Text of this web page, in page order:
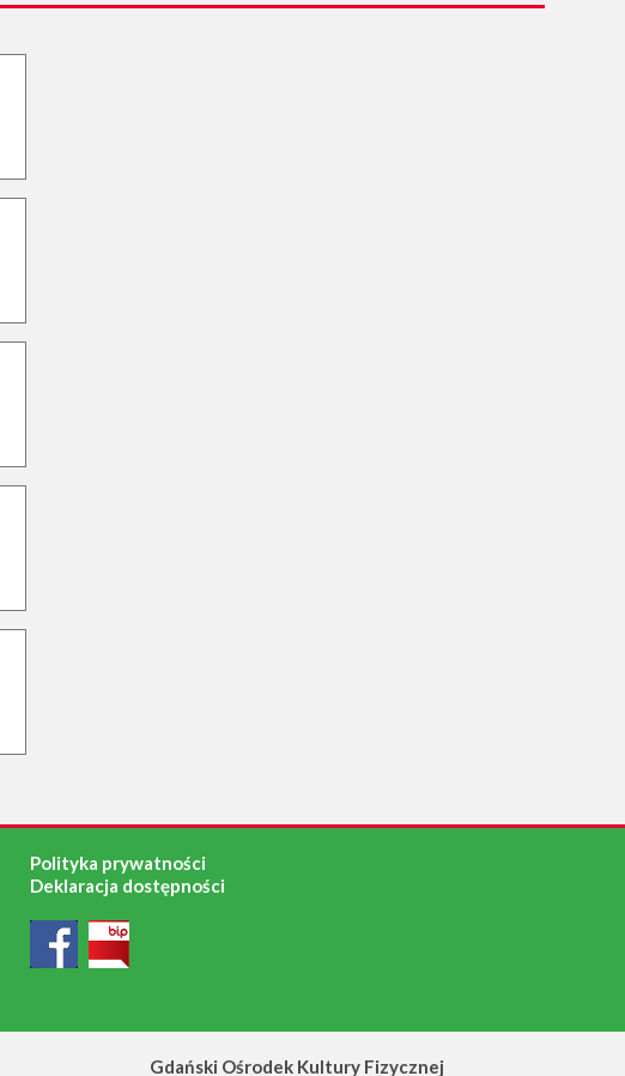
Polityka prywatności
Deklaracja dostępności
Gdański Ośrodek Kultury Fizycznej